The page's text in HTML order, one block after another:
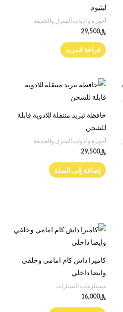
ليثيوم
أجهزة و أدوات ألمنزل والحديقة
﷼29,500
قراءة المزيد
حافظة تبريد متنقلة للادوية قابلة
للشحن
أجهزة و أدوات ألمنزل والحديقة
﷼29,500
إضافة إلى السلة
كاميرا داش كام امامي وخلفي
وايضا داخلي
مستلزمات السيارات
﷼16,000